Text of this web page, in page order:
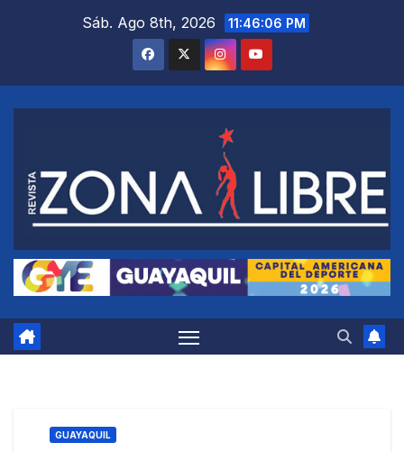
Sáb. Ago 8th, 2026 11:46:07 PM
GUAYAQUIL